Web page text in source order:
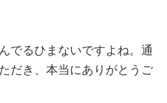
でるひまないですよね。通
だき、本当にありがとうご